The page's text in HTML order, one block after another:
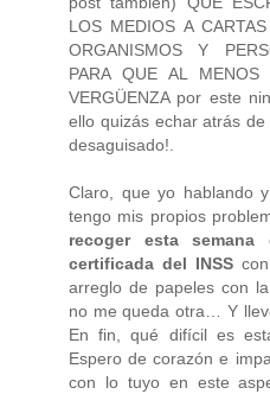
LOS MEDIOS A
ORGANISMOS Y
PARA QUE AL
VERGÜENZA por este
ello quizás echar atrás
desaguisado!.
Claro, que yo hablando
tengo mis propios
recoger esta
certificada del INSScon
arreglo de papeles con
no me queda otra… Y
En fin, qué difícil es
Espero de corazón e
con lo tuyo en este